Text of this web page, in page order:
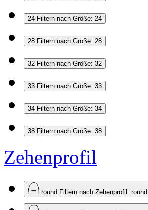
24 Filtern nach Größe: 24
28 Filtern nach Größe: 28
32 Filtern nach Größe: 32
33 Filtern nach Größe: 33
34 Filtern nach Größe: 34
38 Filtern nach Größe: 38
Zehenprofil
round Filtern nach Zehenprofil: round